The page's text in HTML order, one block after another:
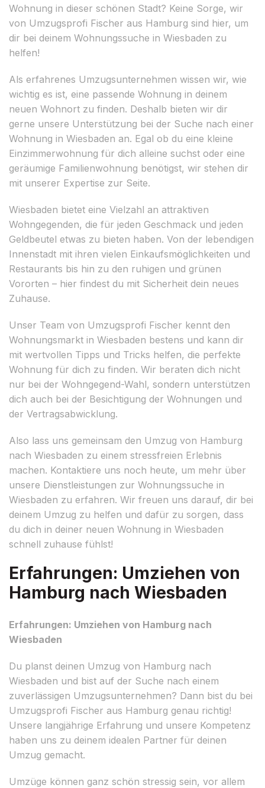
Wohnung in dieser schönen Stadt? Keine Sorge, wir
von Umzugsprofi Fischer aus Hamburg sind hier, um
dir bei deinem Wohnungssuche in Wiesbaden zu
helfen!
Als erfahrenes Umzugsunternehmen wissen wir, wie
wichtig es ist, eine passende Wohnung in deinem
neuen Wohnort zu finden. Deshalb bieten wir dir
gerne unsere Unterstützung bei der Suche nach einer
Wohnung in Wiesbaden an. Egal ob du eine kleine
Einzimmerwohnung für dich alleine suchst oder eine
geräumige Familienwohnung benötigst, wir stehen dir
mit unserer Expertise zur Seite.
Wiesbaden bietet eine Vielzahl an attraktiven
Wohngegenden, die für jeden Geschmack und jeden
Geldbeutel etwas zu bieten haben. Von der lebendigen
Innenstadt mit ihren vielen Einkaufsmöglichkeiten und
Restaurants bis hin zu den ruhigen und grünen
Vororten – hier findest du mit Sicherheit dein neues
Zuhause.
Unser Team von Umzugsprofi Fischer kennt den
Wohnungsmarkt in Wiesbaden bestens und kann dir
mit wertvollen Tipps und Tricks helfen, die perfekte
Wohnung für dich zu finden. Wir beraten dich nicht
nur bei der Wohngegend-Wahl, sondern unterstützen
dich auch bei der Besichtigung der Wohnungen und
der Vertragsabwicklung.
Also lass uns gemeinsam den Umzug von Hamburg
nach Wiesbaden zu einem stressfreien Erlebnis
machen. Kontaktiere uns noch heute, um mehr über
unsere Dienstleistungen zur Wohnungssuche in
Wiesbaden zu erfahren. Wir freuen uns darauf, dir bei
deinem Umzug zu helfen und dafür zu sorgen, dass
du dich in deiner neuen Wohnung in Wiesbaden
schnell zuhause fühlst!
Erfahrungen: Umziehen von
Hamburg nach Wiesbaden
Erfahrungen: Umziehen von Hamburg nach
Wiesbaden
Du planst deinen Umzug von Hamburg nach
Wiesbaden und bist auf der Suche nach einem
zuverlässigen Umzugsunternehmen? Dann bist du bei
Umzugsprofi Fischer aus Hamburg genau richtig!
Unsere langjährige Erfahrung und unsere Kompetenz
haben uns zu deinem idealen Partner für deinen
Umzug gemacht.
Umzüge können ganz schön stressig sein, vor allem